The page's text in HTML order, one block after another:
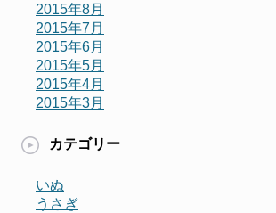
2015年8月
2015年7月
2015年6月
2015年5月
2015年4月
2015年3月
カテゴリー
いぬ
うさぎ